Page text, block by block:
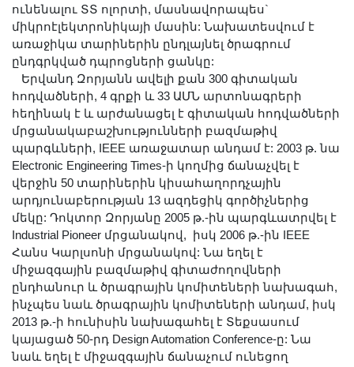
ունենալու ՏՏ ոլորտի, մասնավորապես`
միկրոէլեկտրոնիկայի մասին: Նախատեսվում է
առաջիկա տարիներին ընդլայնել ծրագրում
ընդգրկված դպրոցների ցանկը:
Երվանդ Զորյանն ավելի քան 300 գիտական
հոդվածների, 4 գրքի և 33 ԱՄՆ արտոնագրերի
հեղինակ է և արժանացել է գիտական հոդվածների
մրցանակաբաշխությունների բազմաթիվ
պարգևների, IEEE առաջատար անդամ է: 2003 թ. նա
Electronic Engineering Times-ի կողմից ճանաչվել է
վերջին 50 տարիներին կիսահաղորդչային
արդյունաբերության 13 ազդեցիկ գործիչներից
մեկը: Դոկտոր Զորյանը 2005 թ.-ին պարգևատրվել է
Industrial Pioneer մրցանակով, իսկ 2006 թ.-ին IEEE
Հանս Կարլսոնի մրցանակով: Նա եղել է
միջազգային բազմաթիվ գիտաժողովների
ընդհանուր և ծրագրային կոմիտեների նախագահ,
ինչպես նաև ծրագրային կոմիտեների անդամ, իսկ
2013 թ.-ի հունիսին նախագահել է Տեքսասում
կայացած 50-րդ Design Automation Conference-ը: Նա
նաև եղել է միջազգային ճանաչում ունեցող